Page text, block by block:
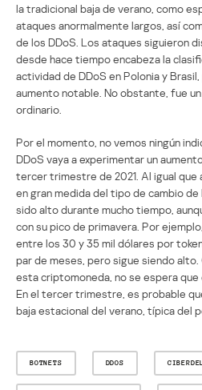
la tradicional baja de verano, como
ataques anormalmente largos, así
de los DDoS. Los ataques siguieron
desde hace tiempo encabeza la
actividad de DDoS en Polonia y
aumento notable. No obstante, fue
ordinario.
Por el momento, no vemos ningún
DDoS vaya a experimentar un
tercer trimestre de 2021. Al igual
en gran medida del tipo de cambio
sido alto durante mucho tiempo,
con su pico de primavera. Por
entre los 30 y 35 mil dólares por
par de meses, pero sigue siendo
esta criptomoneda, no se espera que
En el tercer trimestre, es probable
baja estacional del verano, típica del
BOTNETS DDOS